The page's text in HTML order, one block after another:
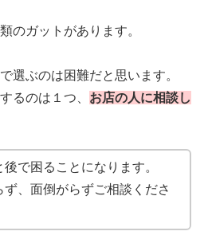
のガットがあります。
選ぶのは困難だと思います。
るのは１つ、 お店の人に相談し
で困ることになります。
ず、面倒がらずご相談くださ